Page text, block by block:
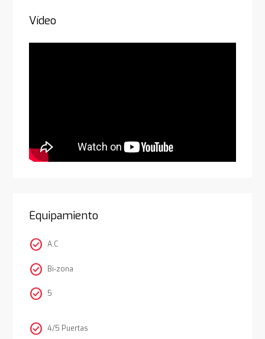
Vídeo
Equipamiento
check_circle A.C
check_circle Bi-zona
check_circle 5
check_circle 4/5 Puertas